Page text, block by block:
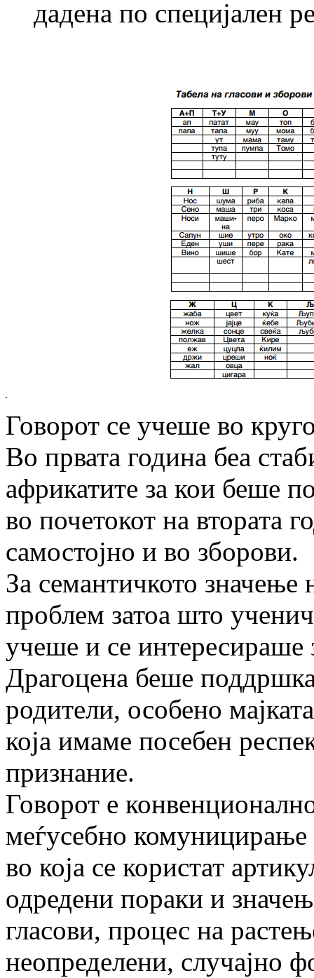
дадена по специјален
Говорот се учеше во
Во првата година беа
африкатите за кои беше
во почетокот на втората
самостојно и во зборови.
За семантичкото
проблем затоа што
учеше и се интересираше
Драгоцена беше
родители, особено
која имаме посебен
признание.
Говорот е
меѓусебно комуницирање
во која се користат
одредени пораки и
гласови, процес на
неопределени, случајно